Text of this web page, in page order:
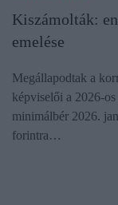
Kiszámolták:
emelése
Megállapodtak a
képviselői a 2026-
minimálbér 2026.
forintra…